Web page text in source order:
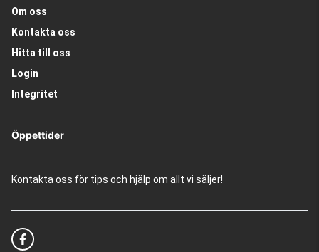
Om oss
Kontakta oss
Hitta till oss
Login
Integritet
Öppettider
Kontakta oss för tips och hjälp om allt vi säljer!